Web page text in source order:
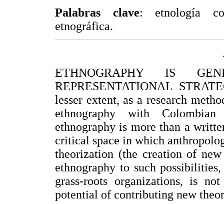
Palabras clave: etnología
etnográfica.
ETHNOGRAPHY IS
REPRESENTATIONAL
lesser extent, as a research
ethnography with Colombian
ethnography is more than a
critical space in which
theorization (the creation of
ethnography to such
grass-roots organizations, is
potential of contributing new